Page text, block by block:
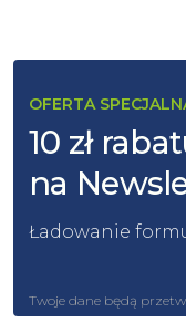
OFERTA
10 zł
na
Ładowanie
Twoje dane będą